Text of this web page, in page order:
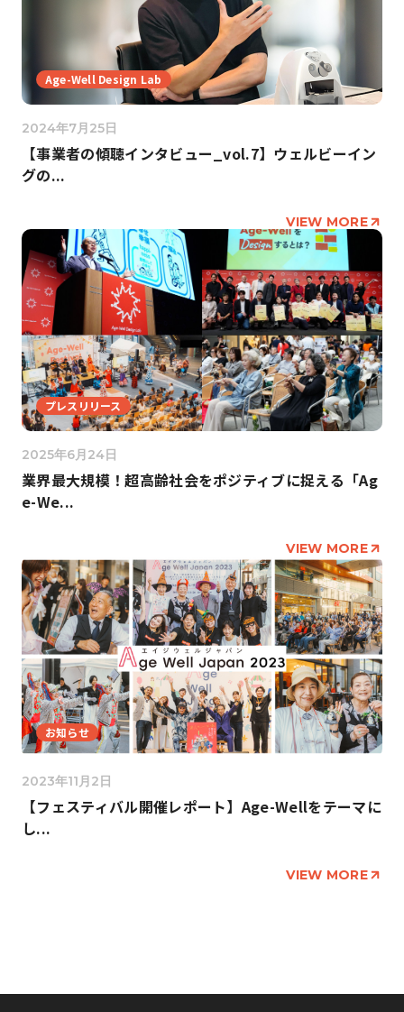
Age-Well Design Lab
2024年7月25日
【事業者の傾聴インタビュー_vol.7】ウェルビーイン
グの...
VIEW MORE
プレスリリース
2025年6月24日
業界最大規模！超高齢社会をポジティブに捉える「Ag
e-We...
VIEW MORE
お知らせ
2023年11月2日
【フェスティバル開催レポート】Age-Wellをテーマに
し...
VIEW MORE